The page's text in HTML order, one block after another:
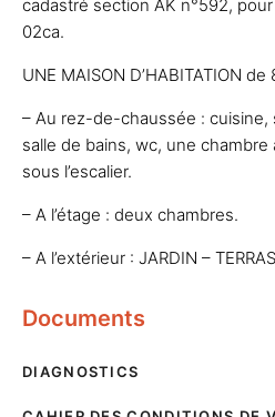
cadastré section AK n°592,
02ca.
UNE MAISON D’HABITATION
– Au rez-de-chaussée : cuisine,
salle de bains, wc, une chambre
sous l’escalier.
– A l’étage : deux chambres.
– A l’extérieur : JARDIN –
Documents
DIAGNOSTICS